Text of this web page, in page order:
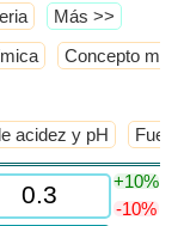
​Más >>
Concepto
acidez y pH
+10%
-10%